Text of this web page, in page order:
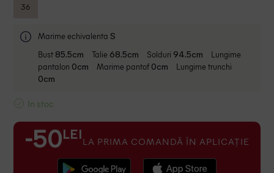
36
Marime echivalenta S
Bust 85.5cm Talie 68.5cm Solduri 94.5cm
Lungime
pantalon 0cm Marime pantof 0cm Lungime trunchi
0cm
In stoc
-50 LEI LA PRIMA COMANDĂ ÎN APLICAȚIE